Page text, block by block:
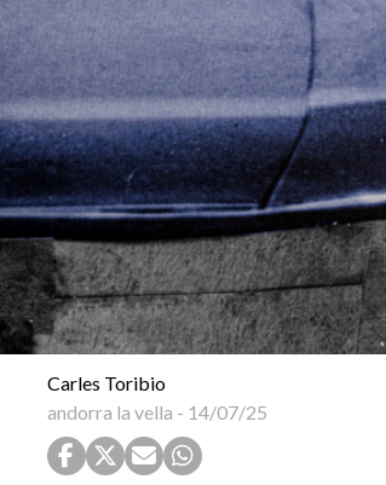
Carles Toribio
andorra la vella - 14/07/25